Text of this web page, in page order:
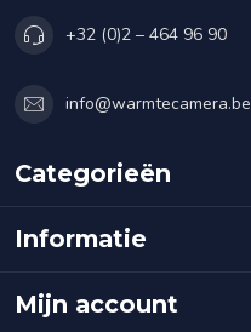
+32 (0)2 – 464 96 90
info@warmtecamera.be
Categorieën
Informatie
Mijn account